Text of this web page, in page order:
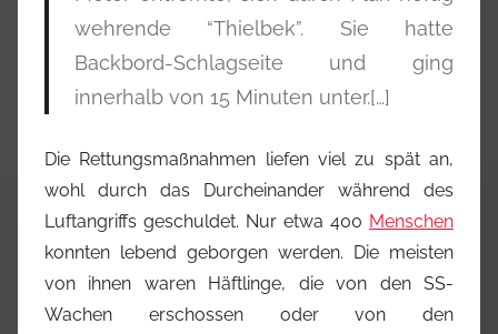
wehrende “Thielbek”. Sie hatte
Backbord-Schlagseite und ging
innerhalb von 15 Minuten unter.[…]
Die Rettungsmaßnahmen liefen viel zu spät an,
wohl durch das Durcheinander während des
Luftangriffs geschuldet. Nur etwa 400 Menschen
konnten lebend geborgen werden. Die meisten
von ihnen waren Häftlinge, die von den SS-
Wachen erschossen oder von den